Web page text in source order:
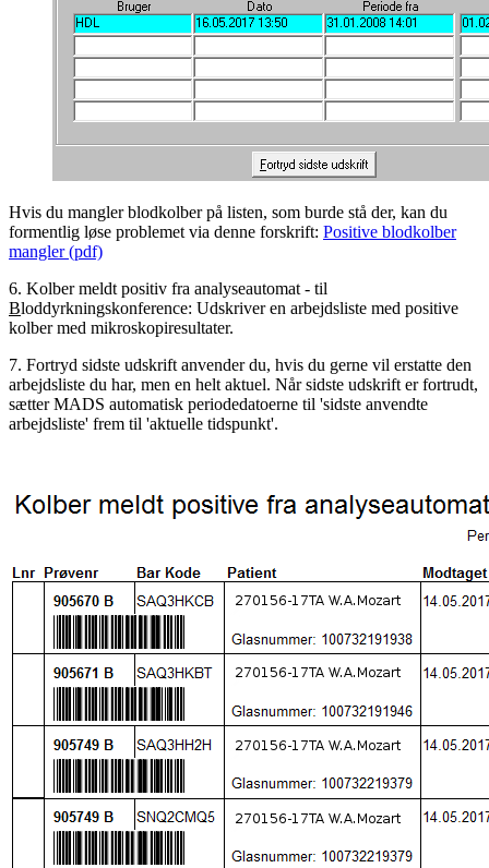
Hvis du mangler blodkolber på listen, som burde stå der, kan du
formentlig løse problemet via denne forskrift: Positive blodkolber
mangler (pdf)
6. Kolber meldt positiv fra analyseautomat - til
Bloddyrkningskonference: Udskriver en arbejdsliste med positive
kolber med mikroskopiresultater.
7. Fortryd sidste udskrift anvender du, hvis du gerne vil erstatte den
arbejdsliste du har, men en helt aktuel. Når sidste udskrift er fortrudt,
sætter MADS automatisk periodedatoerne til 'sidste anvendte
arbejdsliste' frem til 'aktuelle tidspunkt'.